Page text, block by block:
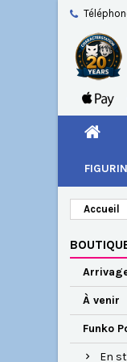
Accueil
À venir
Funko
En